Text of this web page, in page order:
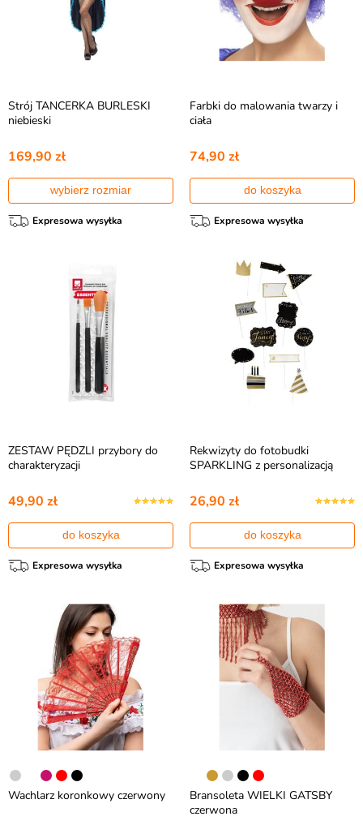
Strój TANCERKA BURLESKI
niebieski
169,90 zł
wybierz rozmiar
Expresowa wysyłka
Farbki do malowania twarzy i
ciała
74,90 zł
do koszyka
Expresowa wysyłka
ZESTAW PĘDZLI przybory do
charakteryzacji
49,90 zł
do koszyka
Expresowa wysyłka
Rekwizyty do fotobudki
SPARKLING z personalizacją
26,90 zł
do koszyka
Expresowa wysyłka
Wachlarz koronkowy czerwony
Bransoleta WIELKI GATSBY
czerwona